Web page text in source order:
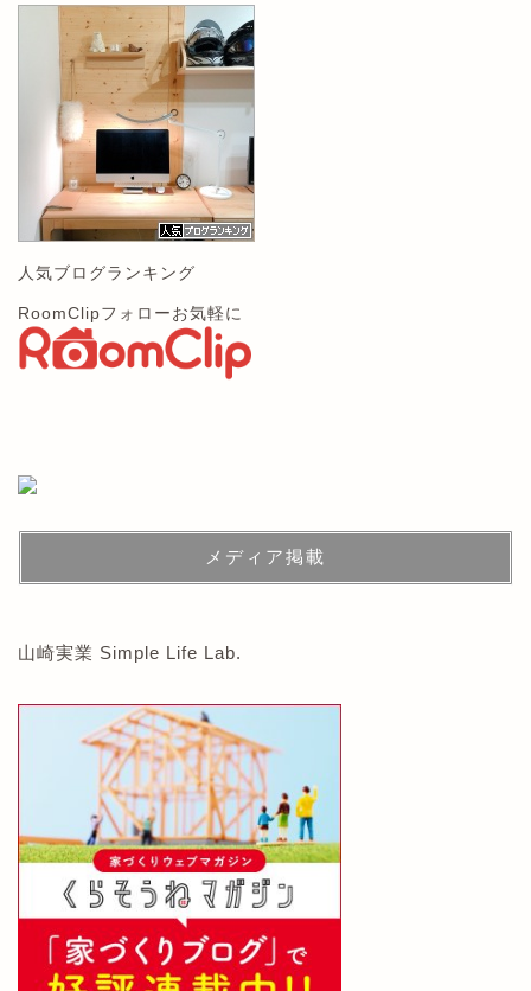
人気ブログランキング
RoomClipフォローお気軽に
メディア掲載
山崎実業 Simple Life Lab.